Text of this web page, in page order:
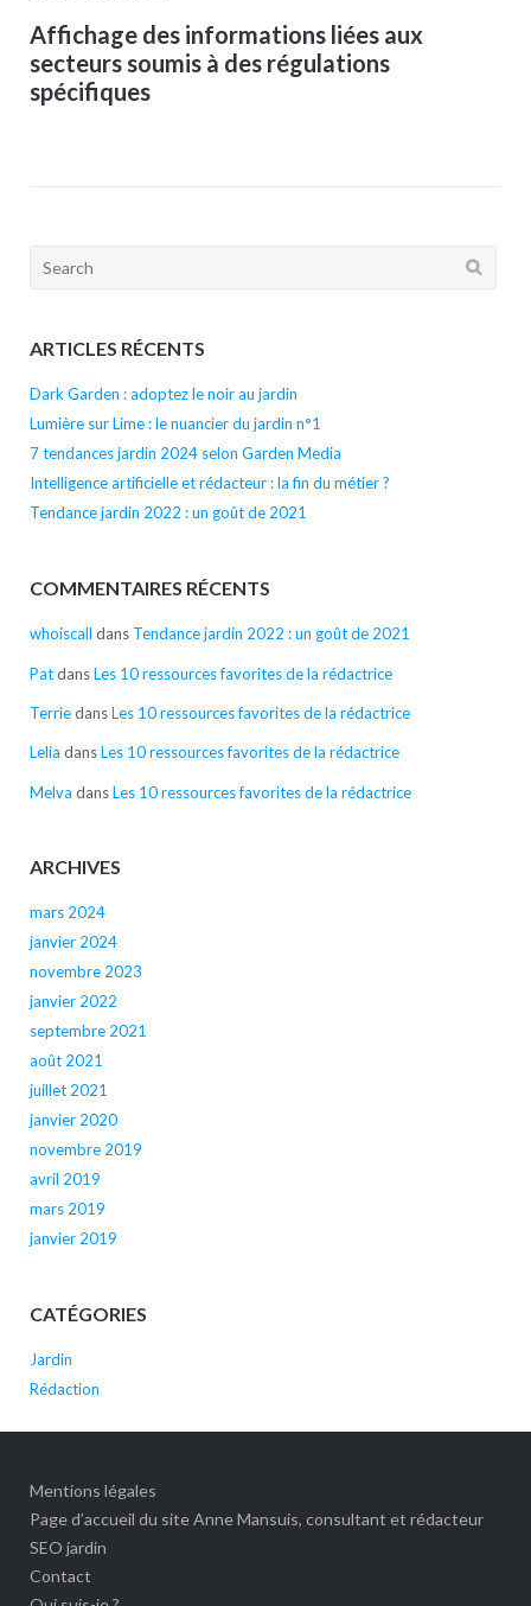
Affichage des informations liées aux
secteurs soumis à des régulations
spécifiques
Search
ARTICLES RÉCENTS
Dark Garden : adoptez le noir au jardin
Lumière sur Lime : le nuancier du jardin n°1
7 tendances jardin 2024 selon Garden Media
Intelligence artificielle et rédacteur : la fin du métier ?
Tendance jardin 2022 : un goût de 2021
COMMENTAIRES RÉCENTS
whoiscall dans Tendance jardin 2022 : un goût de 2021
PatdansLes 10 ressources favorites de la rédactrice
TerriedansLes 10 ressources favorites de la rédactrice
Lelia dansLes 10 ressources favorites de la rédactrice
Melva dansLes 10 ressources favorites de la rédactrice
ARCHIVES
mars 2024
janvier 2024
novembre 2023
janvier 2022
septembre 2021
août 2021
juillet 2021
janvier 2020
novembre 2019
avril 2019
mars 2019
janvier 2019
CATÉGORIES
Jardin
Rédaction
Mentions légales
Page d’accueil du site Anne Mansuis, consultant et rédacteur
SEO jardin
Contact